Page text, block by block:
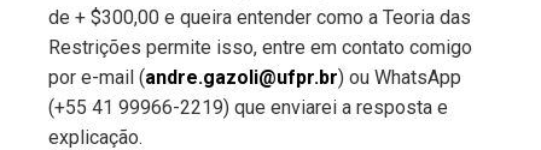
de + $300,00 e queira entender como a Teoria das
Restrições permite isso, entre em contato comigo
por e-mail (andre.gazoli@ufpr.br) ou WhatsApp
(+55 41 99966-2219) que enviarei a resposta e
explicação.